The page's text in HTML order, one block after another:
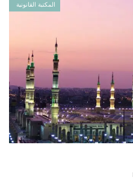
المكتبة القانونية